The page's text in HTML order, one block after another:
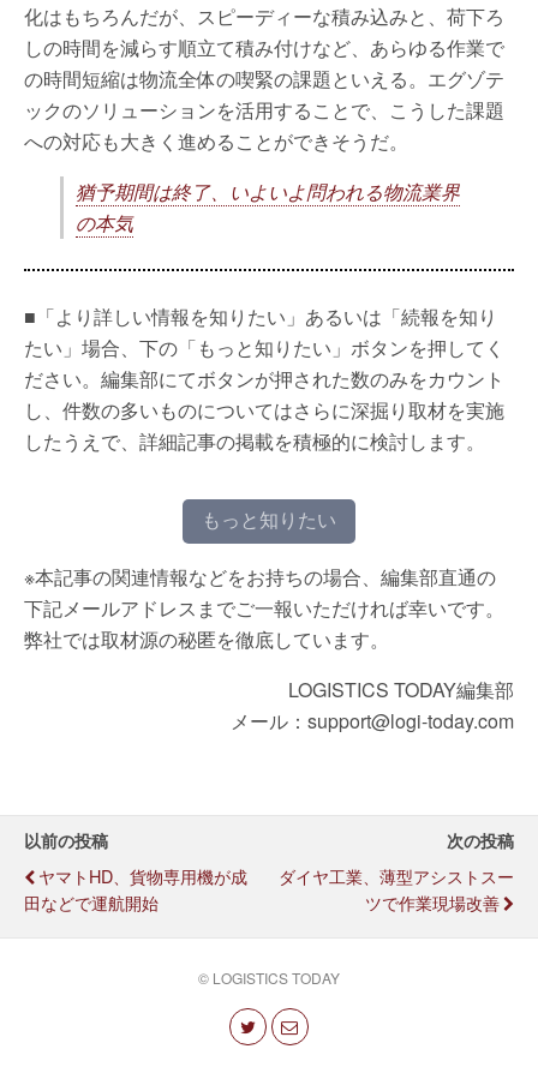
化はもちろんだが、スピーディーな積み込みと、荷下ろ
しの時間を減らす順立て積み付けなど、あらゆる作業で
の時間短縮は物流全体の喫緊の課題といえる。エグゾテ
ックのソリューションを活用することで、こうした課題
への対応も大きく進めることができそうだ。
猶予期間は終了、いよいよ問われる物流業界
の本気
■「より詳しい情報を知りたい」あるいは「続報を知り
たい」場合、下の「もっと知りたい」ボタンを押してく
ださい。編集部にてボタンが押された数のみをカウント
し、件数の多いものについてはさらに深掘り取材を実施
したうえで、詳細記事の掲載を積極的に検討します。
もっと知りたい
※本記事の関連情報などをお持ちの場合、編集部直通の
下記メールアドレスまでご一報いただければ幸いです。
弊社では取材源の秘匿を徹底しています。
LOGISTICS TODAY編集部
メール：support@logi-today.com
以前の投稿
ヤマトHD、貨物専用機が成
田などで運航開始
次の投稿
ダイヤ工業、薄型アシストスー
ツで作業現場改善
© LOGISTICS TODAY